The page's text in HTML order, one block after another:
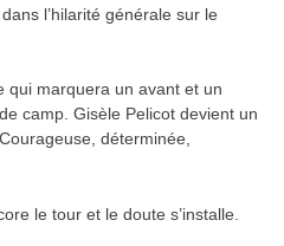
l’hilarité générale sur le
qui marquera un avant et un
camp. Gisèle Pelicot devient un
déterminée,
le tour et le doute s’installe.